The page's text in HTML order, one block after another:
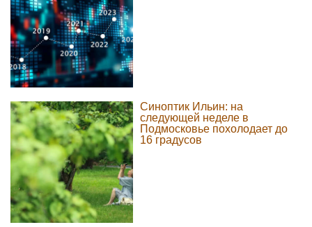
Синоптик Ильин: на
следующей неделе в
Подмосковье похолодает до
16 градусов